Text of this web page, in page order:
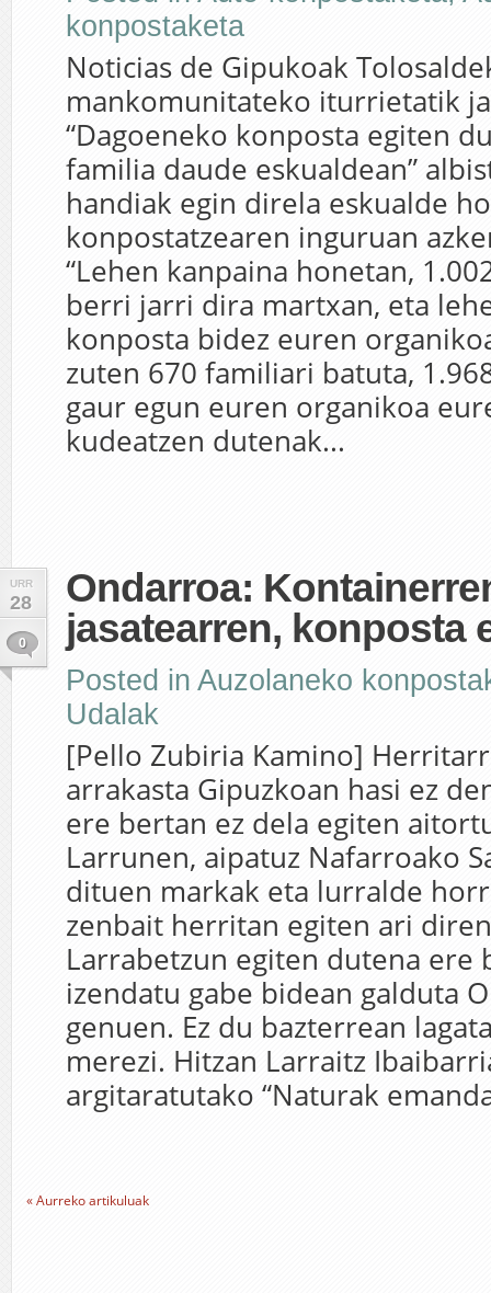
konpostaketa
Noticias de Gipukoak
mankomunitateko iturrietatik
“Dagoeneko konposta egiten
familia daude eskualdean”
handiak egin direla eskualde
konpostatzearen inguruan
“Lehen kanpaina honetan,
berri jarri dira martxan, eta
konposta bidez euren
zuten 670 familiari batuta,
gaur egun euren organikoa
kudeatzen dutenak...
URR
28
0
Ondarroa:
jasatearren, konposta
Posted in Auzolaneko
Udalak
[Pello Zubiria Kamino]
arrakasta Gipuzkoan hasi ez
ere bertan ez dela egiten
Larrunen, aipatuz Nafarroako
dituen markak eta lurralde
zenbait herritan egiten ari
Larrabetzun egiten dutena ere
izendatu gabe bidean galduta
genuen. Ez du bazterrean
merezi. Hitzan Larraitz
argitaratutako “Naturak
« Aurreko artikuluak